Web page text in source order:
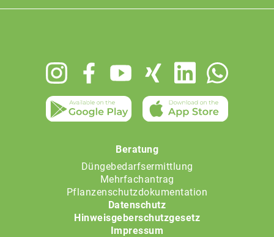
Beratung
Düngebedarfsermittlung
Mehrfachantrag
Pflanzenschutzdokumentation
Datenschutz
Hinweisgeberschutzgesetz
Impressum